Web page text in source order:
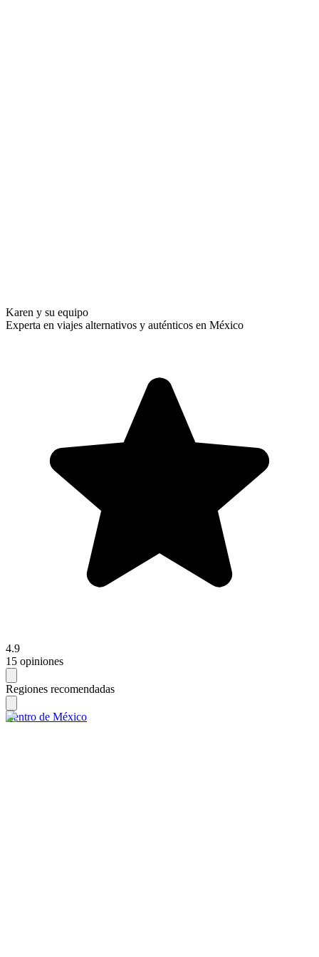
Karen y su equipo
Experta en viajes alternativos y auténticos en México
4.9
15 opiniones
Regiones recomendadas
Centro de México